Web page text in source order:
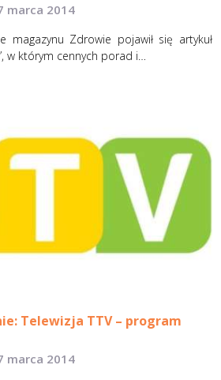
marca 2014
magazynu Zdrowie pojawił się artykuł
w którym cennych porad i…
Telewizja TTV – program
marca 2014